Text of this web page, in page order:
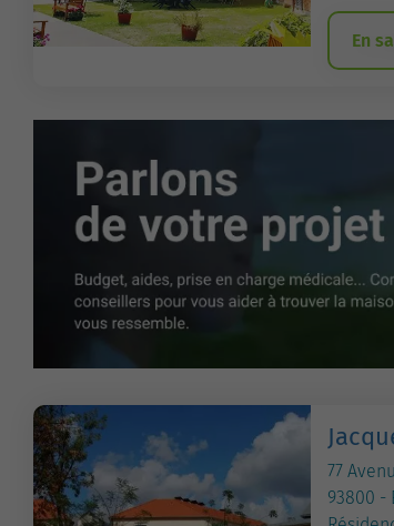
En
77
93800 -